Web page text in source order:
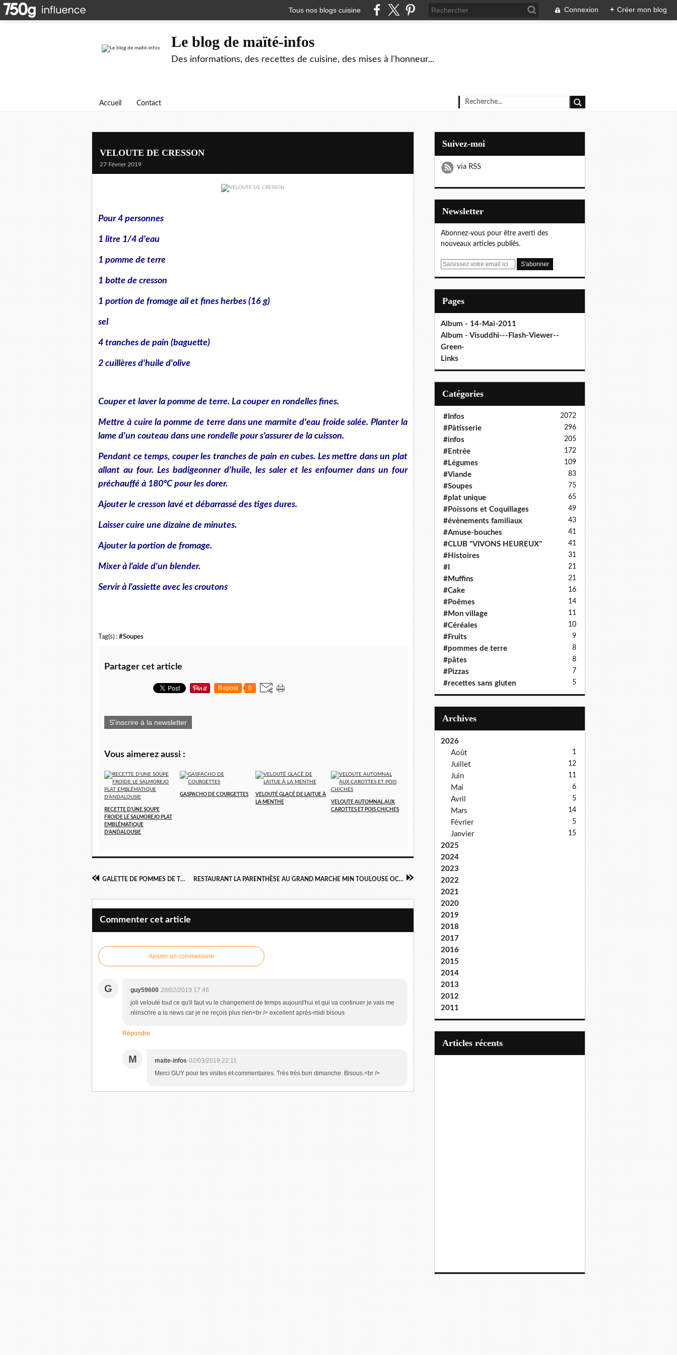
Tous nos blogs cuisine Connexion + Créer mon blog
Le blog de maïté-infos
Des informations, des recettes de cuisine, des mises à l'honneur...
Accueil Contact
VELOUTE DE CRESSON
27 Février 2019
Pour 4 personnes
1 litre 1/4 d'eau
1 pomme de terre
1 botte de cresson
1 portion de fromage ail et fines herbes (16 g)
sel
4 tranches de pain (baguette)
2 cuillères d'huile d'olive
Couper et laver la pomme de terre. La couper en rondelles fines.
Mettre à cuire la pomme de terre dans une marmite d'eau froide salée. Planter la
lame d'un couteau dans une rondelle pour s'assurer de la cuisson.
Pendant ce temps, couper les tranches de pain en cubes. Les mettre dans un plat
allant au four. Les badigeonner d'huile, les saler et les enfourner dans un four
préchauffé à 180°C pour les dorer.
Ajouter le cresson lavé et débarrassé des tiges dures.
Laisser cuire une dizaine de minutes.
Ajouter la portion de fromage.
Mixer à l'aide d'un blender.
Servir à l'assiette avec les croutons
Tag(s) : #Soupes
Partager cet article
Repost 0
S'inscrire à la newsletter
Vous aimerez aussi :
RECETTE D'UNE SOUPE
FROIDE LE SALMOREJO PLAT
EMBLÉMATIQUE
D'ANDALOUSIE
GASPACHO DE COURGETTES
VELOUTÉ GLACÉ DE LAITUE À
LA MENTHE
VELOUTE AUTOMNAL AUX
CAROTTES ET POIS CHICHES
GALETTE DE POMMES DE TERRE RESTAURANT LA PARENTHÈSE AU GRAND MARCHE MIN TOULOUSE OCCITANIE
Commenter cet article
Ajouter un commentaire
G guy59600 28/02/2019 17:46
joli velouté tout ce qu'il faut vu le changement de temps aujourd'hui et qui va continuer je vais me
réinscrire a la news car je ne reçois plus rien<br /> excellent après-midi bisous
Répondre
M maite-infos 02/03/2019 22:11
Merci GUY pour tes visites et commentaires. Très très bon dimanche. Bisous.<br />
Suivez-moi
via RSS
Newsletter
Abonnez-vous pour être averti des
nouveaux articles publiés.
E
Pages
Album - 14-Mai-2011
Album - Visuddhi---Flash-Viewer--
Green-
Links
Catégories
#Infos 2072
#Pâtisserie 296
#infos 205
#Entrée 172
#Légumes 109
#Viande 83
#Soupes 75
#plat unique 65
#Poissons et Coquillages 49
#évènements familiaux 43
#Amuse-bouches 41
#CLUB "VIVONS HEUREUX" 41
#Histoires 31
#I 21
#Muffins 21
#Cake 16
#Poêmes 14
#Mon village 11
#Céréales 10
#Fruits 9
#pommes de terre 8
#pâtes 8
#Pizzas 7
#recettes sans gluten 5
Archives
2026
Août
1
Juillet 12
Juin 11
Mai 6
Avril 5
Mars 14
Février 5
Janvier 15
2025
2024
2023
2022
2021
2020
2019
2018
2017
2016
2015
2014
2013
2012
2011
articles récents